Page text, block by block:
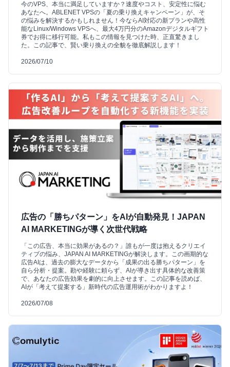
今のVPS、本当に満足していますか？速度やコスト、安定性に悩む
あなたへ。ABLENET VPSの「夏の乗り換えキャンペーン」が、そ
の悩みを解決するかもしれません！今ならAI対応の新プランや高性
能なLinux/Windows VPSへ、最大4万円分のAmazonデジタルギフト
券でお得に移行可能。私もこの情報を見つけた時、正直驚きまし
た。この記事で、賢い乗り換えの全貌を徹底解説します！
2026/07/10
広告の「勝ちパターン」をAIが自動発見！JAPAN
AI MARKETINGが導く次世代戦略
「この広告、本当に効果があるの？」誰もが一度は抱えるクリエイ
ティブの悩み、JAPAN AI MARKETINGが解決します。この画期的な
広告AIは、過去の膨大なデータから「成果の出る勝ちパターン」を
自ら分析・提案。勘や経験に頼らず、AIが導き出す具体的な改善策
で、あなたの広告効果を劇的に向上させます。この記事を読めば、
AIが「考えて提案する」新時代の広告運用術がわかりますよ！
2026/07/08